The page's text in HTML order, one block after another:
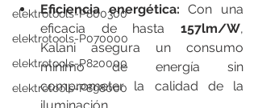
elektrotools-P800300
elektrotools-P070000
elektrotools-P820000
elektrotools-P898000
Eficiencia energética: Con una
eficacia de hasta 157lm/W,
Kalani asegura un consumo
mínimo de energía sin
comprometer la calidad de la
iluminación.